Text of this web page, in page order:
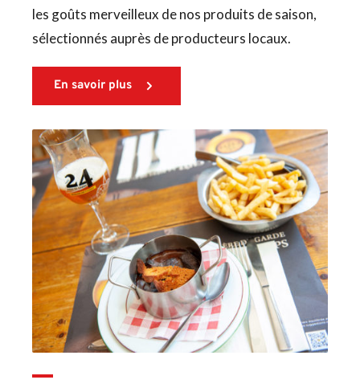
les goûts merveilleux de nos produits de saison,
sélectionnés auprès de producteurs locaux.
En savoir plus